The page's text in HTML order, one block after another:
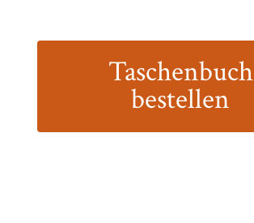
Taschenbuch
bestellen